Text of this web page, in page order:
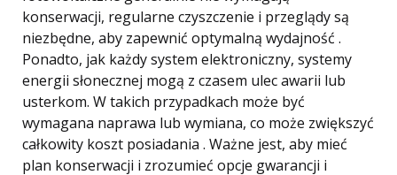
konserwacji, regularne czyszczenie i przeglądy są
niezbędne, aby zapewnić optymalną wydajność .
Ponadto, jak każdy system elektroniczny, systemy
energii słonecznej mogą z czasem ulec awarii lub
usterkom. W takich przypadkach może być
wymagana naprawa lub wymiana, co może zwiększyć
całkowity koszt posiadania . Ważne jest, aby mieć
plan konserwacji i zrozumieć opcje gwarancji i